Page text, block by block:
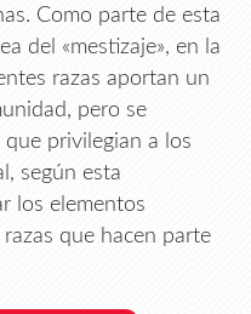
Como parte de esta
del «mestizaje», en la
razas aportan un
pero se
privilegian a los
según esta
los elementos
que hacen parte